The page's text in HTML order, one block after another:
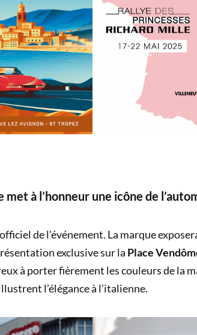
à l’honneur une icône de
de l’événement. La marque
exclusive sur la Place
à porter fièrement les couleurs de la
l’élégance à l’italienne.